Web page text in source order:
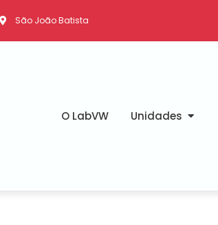
São João Batista
O LabVW Unidades